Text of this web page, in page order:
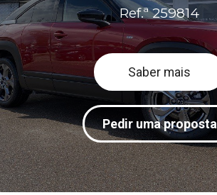
Ref.ª 259814
Saber mais
Pedir uma proposta